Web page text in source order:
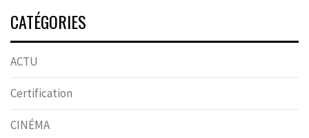
CATÉGORIES
ACTU
Certification
CINÉMA